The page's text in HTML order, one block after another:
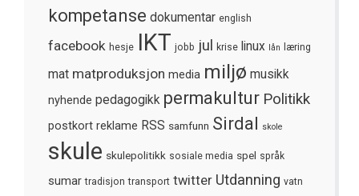
kompetanse dokumentar english
facebook hesje IKT jobb jul krise linux lån læring
mat matproduksjon media miljø musikk
nyhende pedagogikk permakultur Politikk
postkort reklame RSS samfunn Sirdal skole
skule skulepolitikk sosiale media spel språk
sumar tradisjon transport twitter Utdanning vatn